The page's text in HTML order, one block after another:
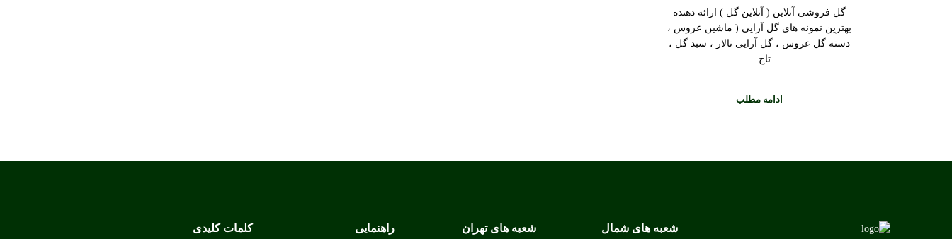
گل فروشی آنلاین ( آنلاین گل ) ارائه دهنده
بهترین نمونه های گل آرایی ( ماشین عروس ،
دسته گل عروس ، گل آرایی تالار ، سبد گل ،
تاج…
ادامه مطلب
شعبه های شمال شعبه های تهران راهنمایی کلمات کلیدی